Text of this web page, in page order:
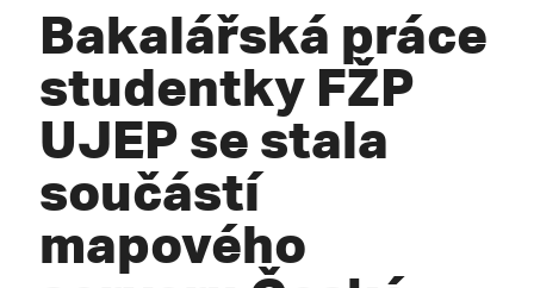
Bakalářská práce
studentky FŽP
UJEP se stala
součástí
mapového